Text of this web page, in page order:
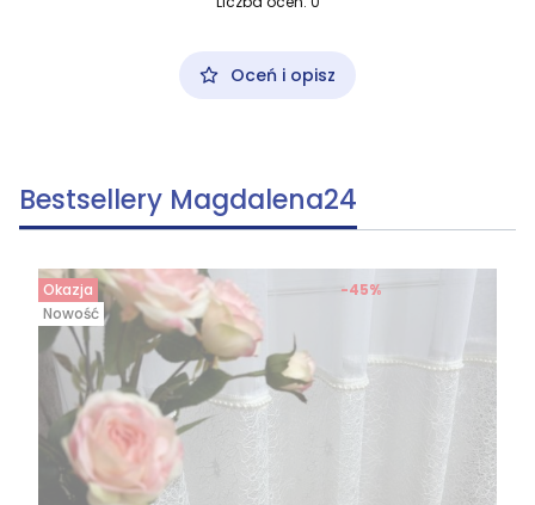
Oceń i opisz
Bestsellery Magdalena24
Okazja
Nowość
-45%